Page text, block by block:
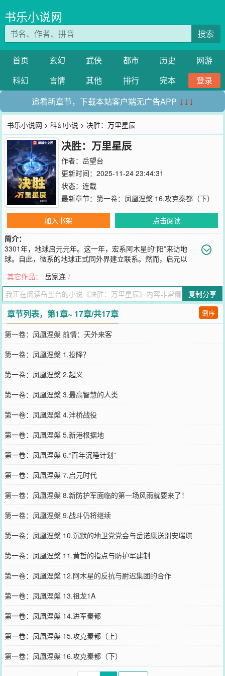
书乐小说网
搜索
首页 玄幻 武侠 都市 历史
网游
科幻
言情 其他 排行 完本
登录
追看新章节，下载本站客户端无广告APP ↓↓↓
书乐小说网 >科幻小说 > 决胜：万里星辰
决胜：万里星辰
作者： 岳望台
更新时间：2025-11-24 23:44:31
状态：连载
最新章节： 第一卷：凤凰涅槃 16.攻克秦都（下）
加入书架
点击阅读
简介：
3301年，地球启元元年。这一年，宏系阿木星的“阳”来访地
球。自此，微系的地球正式同外界建立联系。然而，启元以
您要是觉得《决胜：万里星辰
博微信里的朋友推荐哦！
其它作品： 岳家连 /
复制分享
章节列表，第1章~ 17章/共17章 倒序
第一卷：凤凰涅槃 前情：天外来客
第一卷：凤凰涅槃 1.投降？
第一卷：凤凰涅槃 2.起义
第一卷：凤凰涅槃 3.最高智慧的人类
第一卷：凤凰涅槃 4.沣桥战役
第一卷：凤凰涅槃 5.新港根据地
第一卷：凤凰涅槃 6.“百年沉睡计划”
第一卷：凤凰涅槃 7.启元时代
第一卷：凤凰涅槃 8.新防护军面临的第一场风雨就要来了！
第一卷：凤凰涅槃 9.战斗仍将继续
第一卷：凤凰涅槃 10.沉默的地卫党党会与岳诺康送别安瑞琪
第一卷：凤凰涅槃 11.黄哲的指点与防护军建制
第一卷：凤凰涅槃 12.阿木星的反抗与尉迟集团的合作
第一卷：凤凰涅槃 13.祖龙1A
第一卷：凤凰涅槃 14.进军秦都
第一卷：凤凰涅槃 15.攻克秦都（上）
第一卷：凤凰涅槃 16.攻克秦都（下）